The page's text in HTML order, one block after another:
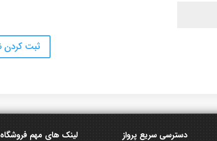
لینک های مهم فروشگاه دسترسی سریع پرواز